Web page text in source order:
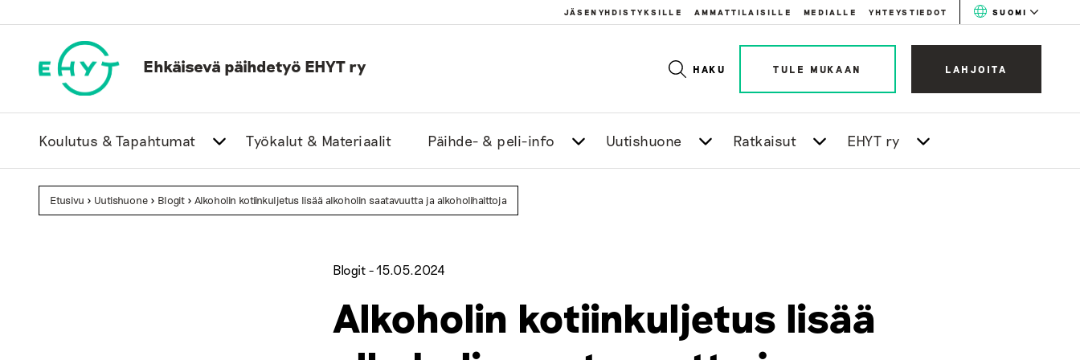
to
JÄSENYHDISTYKSILLE AMMATTILAISILLE MEDIALLE YHTEYSTIEDOT SUOMI
Ehkäisevä päihdetyö EHYT ry HAKU TULE MUKAAN LAHJOITA
Koulutus & Tapahtumat Työkalut & Materiaalit Päihde- & peli-info Uutishuone Ratkaisut EHYT ry
Etusivu > Uutishuone > Blogit > Alkoholin kotiinkuljetus lisää alkoholin saatavuutta ja alkoholihaittoja
Blogit -15.05.2024
Alkoholin kotiinkuljetus lisää